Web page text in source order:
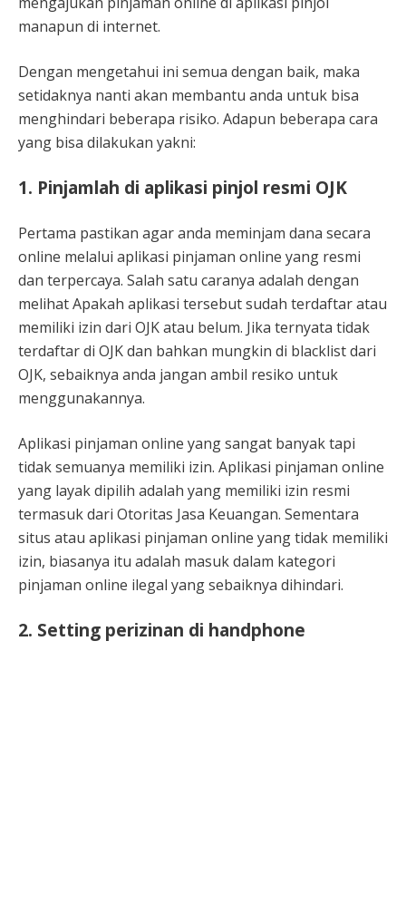
manapun di internet.
Dengan mengetahui ini semua dengan baik, maka
setidaknya nanti akan membantu anda untuk bisa
menghindari beberapa risiko. Adapun beberapa cara
yang bisa dilakukan yakni:
1. Pinjamlah di aplikasi pinjol resmi OJK
Pertama pastikan agar anda meminjam dana secara
online melalui aplikasi pinjaman online yang resmi
dan terpercaya. Salah satu caranya adalah dengan
melihat Apakah aplikasi tersebut sudah terdaftar atau
memiliki izin dari OJK atau belum. Jika ternyata tidak
terdaftar di OJK dan bahkan mungkin di blacklist dari
OJK, sebaiknya anda jangan ambil resiko untuk
menggunakannya.
Aplikasi pinjaman online yang sangat banyak tapi
tidak semuanya memiliki izin. Aplikasi pinjaman online
yang layak dipilih adalah yang memiliki izin resmi
termasuk dari Otoritas Jasa Keuangan. Sementara
situs atau aplikasi pinjaman online yang tidak memiliki
izin, biasanya itu adalah masuk dalam kategori
pinjaman online ilegal yang sebaiknya dihindari.
2. Setting perizinan di handphone